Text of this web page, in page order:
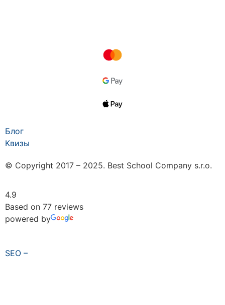
Блог
Квизы
© Copyright 2017 – 2025. Best School Company s.r.o.
4.9
Based on 77 reviews
powered by
SEO –